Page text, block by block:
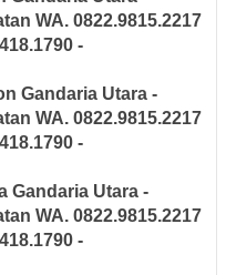
WA. 0822.9815.2217
-
Gandaria Utara -
WA. 0822.9815.2217
-
Gandaria Utara -
WA. 0822.9815.2217
-